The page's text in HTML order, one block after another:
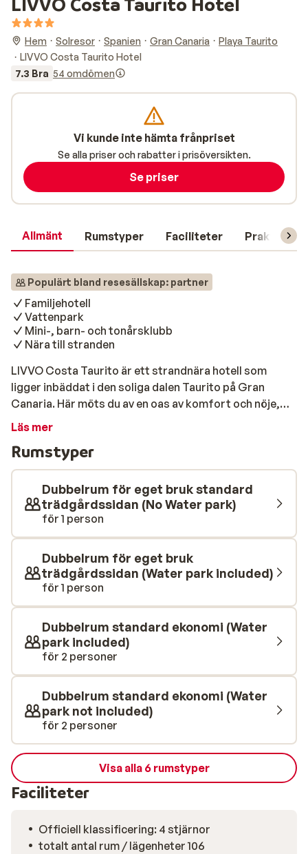
Hem Solresor Spanien Gran Canaria
Playa Taurito
LIVVO Costa Taurito Hotel
7.3 Bra 54 omdömen
Allmänt Rumstyper Faciliteter Praktisk
Populärt bland resesällskap: partner
Familjehotell
Vattenpark
Mini-, barn- och tonårsklubb
Nära till stranden
LIVVO Costa Taurito är ett strandnära hotell som
ligger inbäddat i den soliga dalen Taurito på Gran
Canaria. Här möts du av en oas av komfort och nöje,
omgiven av frodig grönska och det glittrande Atlanten
familjer, par och vänner. Hotellet erbjuder moderna och
rymliga rum som är smakfullt inredda och utrustade
med allt du behöver för en bekväm vistelse. Stranden
ligger endast fem minuters promenad från ditt hotell.
Väljer du att spendera din dag på hotellet är poolen en
fin plats att spendera sin semesterdag vid. För barnen
finns det mycket att göra, bland annat en miniklubb där
roliga och utmanande aktiviteter anordnas.
Naturligtvis kan de också göra av med all sin energi i
vattenparken för timmar av vattenglädje. Medans
omfattande spa-avdelningen. Njut av en varierad buffé
med både internationella rätter och lokala
specialiteter. Under dagen serveras enklare
pool/snacksbaren.
Läs mer
Rumstyper
Dubbelrum för eget bruk standard
trädgårdssidan (No Water park)
för 1 person
Dubbelrum för eget bruk
trädgårdssidan (Water park included)
för 1 person
Dubbelrum standard ekonomi (Water
park included)
för 2 personer
Dubbelrum standard ekonomi (Water
park not included)
för 2 personer
Visa alla 6 rumstyper
Faciliteter
Officiell klassificering: 4 stjärnor
totalt antal rum / lägenheter 106
Vi kunde inte hämta frånpriset
Se alla priser och rabatter i prisöversikten.
Se priser